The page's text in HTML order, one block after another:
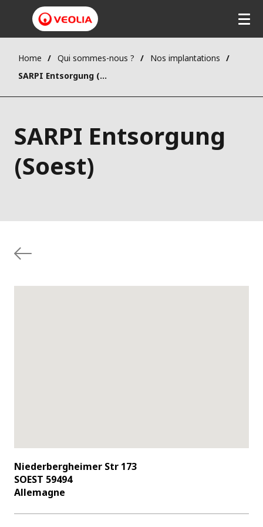
Home Qui sommes-nous ?
Nos implantations
SARPI Entsorgung (Soest)
SARPI Entsorgung
(Soest)
Niederbergheimer Str 173
SOEST 59494
Allemagne